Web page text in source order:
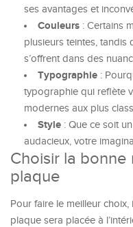
ses avantages et
Couleurs : Certains
plusieurs teintes, tandis
s’offrent dans des
Typographie :
typographie qui reflète
modernes aux plus
Style : Que ce soit
audacieux, votre
Choisir la
plaque
Pour faire le meilleur
plaque sera placée à